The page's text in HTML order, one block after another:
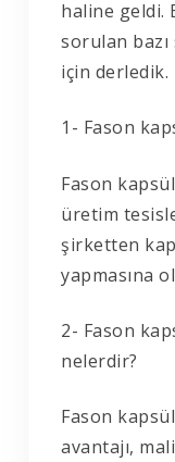
haline geldi.
sorulan bazı
için derledik.
1- Fason
Fason
üretim
şirketten
yapmasına
2- Fason
nelerdir?
Fason
avantajı,